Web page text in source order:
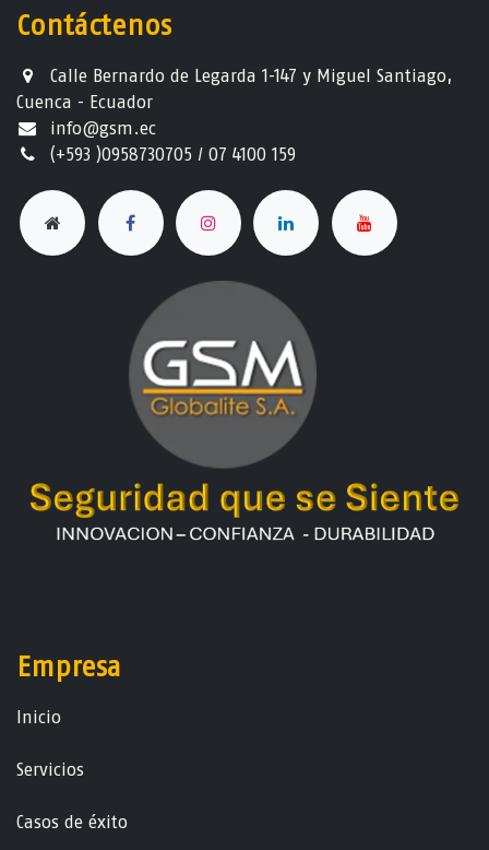
Contáctenos
Calle Bernardo de Legarda 1-147 y Miguel Santiago,
Cuenca - Ecuador
info@gsm.ec​
(+593 )0958730705 / 07 4100 159
Empresa
Ini​ci​o
Servicios
Casos de éxito